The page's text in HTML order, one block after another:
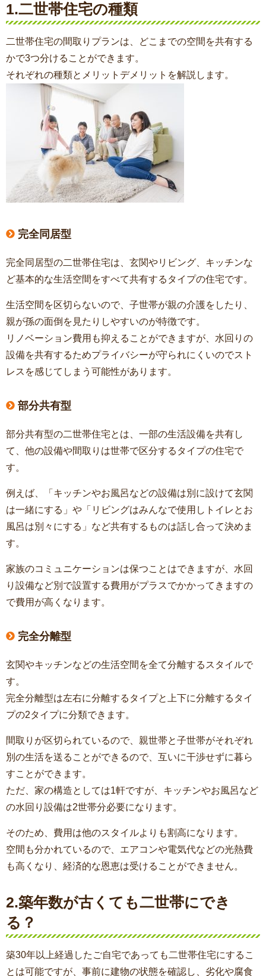
1.二世帯住宅の種類
二世帯住宅の間取りプランは、どこまでの空間を共有する
かで3つ分けることができます。
それぞれの種類とメリットデメリットを解説します。
完全同居型
完全同居型の二世帯住宅は、玄関やリビング、キッチンな
ど基本的な生活空間をすべて共有するタイプの住宅です。
生活空間を区切らないので、子世帯が親の介護をしたり、
親が孫の面倒を見たりしやすいのが特徴です。
リノベーション費用も抑えることができますが、水回りの
設備を共有するためプライバシーが守られにくいのでスト
レスを感じてしまう可能性があります。
部分共有型
部分共有型の二世帯住宅とは、一部の生活設備を共有し
て、他の設備や間取りは世帯で区分するタイプの住宅で
す。
例えば、「キッチンやお風呂などの設備は別に設けて玄関
は一緒にする」や「リビングはみんなで使用しトイレとお
風呂は別々にする」など共有するものは話し合って決めま
す。
家族のコミュニケーションは保つことはできますが、水回
り設備など別で設置する費用がプラスでかかってきますの
で費用が高くなります。
完全分離型
玄関やキッチンなどの生活空間を全て分離するスタイルで
す。
完全分離型は左右に分離するタイプと上下に分離するタイ
プの2タイプに分類できます。
間取りが区切られているので、親世帯と子世帯がそれぞれ
別の生活を送ることができるので、互いに干渉せずに暮ら
すことができます。
ただ、家の構造としては1軒ですが、キッチンやお風呂など
の水回り設備は2世帯分必要になります。
そのため、費用は他のスタイルよりも割高になります。
空間も分かれているので、エアコンや電気代などの光熱費
も高くなり、経済的な恩恵は受けることができません。
2.築年数が古くても二世帯にでき
る？
築30年以上経過したご自宅であっても二世帯住宅にするこ
とは可能ですが、事前に建物の状態を確認し、劣化や腐食